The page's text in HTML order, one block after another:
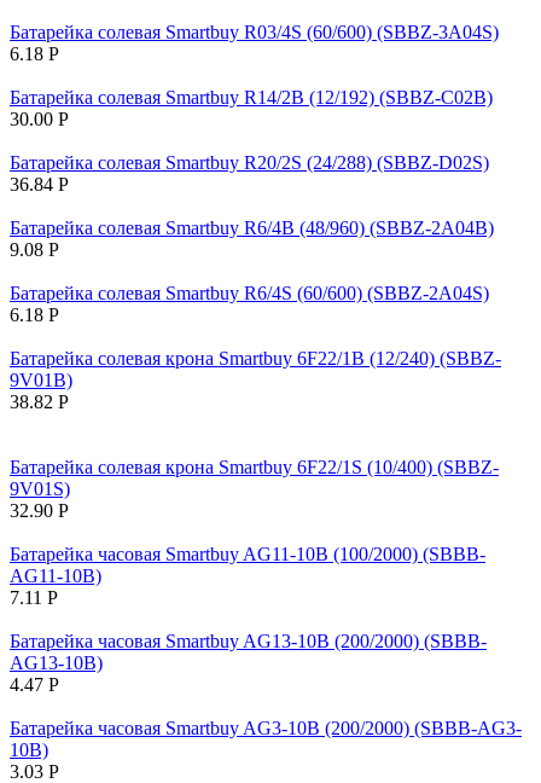
Батарейка солевая Smartbuy R03/4S (60/600) (SBBZ-3A04S)
6.18 Р
Батарейка солевая Smartbuy R14/2B (12/192) (SBBZ-C02B)
30.00 Р
Батарейка солевая Smartbuy R20/2S (24/288) (SBBZ-D02S)
36.84 Р
Батарейка солевая Smartbuy R6/4B (48/960) (SBBZ-2A04B)
9.08 Р
Батарейка солевая Smartbuy R6/4S (60/600) (SBBZ-2A04S)
6.18 Р
Батарейка солевая крона Smartbuy 6F22/1B (12/240) (SBBZ-
9V01B)
38.82 Р
Батарейка солевая крона Smartbuy 6F22/1S (10/400) (SBBZ-
9V01S)
32.90 Р
Батарейка часовая Smartbuy AG11-10B (100/2000) (SBBB-
AG11-10B)
7.11 Р
Батарейка часовая Smartbuy AG13-10B (200/2000) (SBBB-
AG13-10B)
4.47 Р
Батарейка часовая Smartbuy AG3-10B (200/2000) (SBBB-AG3-
10B)
3.03 Р